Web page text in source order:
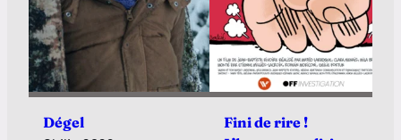
Dégel
Fini de rire !